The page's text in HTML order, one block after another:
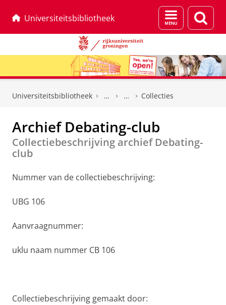
Universiteitsbibliotheek
Menu
en
Universiteitsbibliotheek Collecties
Archief Debating-club
Collectiebeschrijving archief Debating-
club
Nummer van de collectiebeschrijving:
UBG 106
Aanvraagnummer:
uklu naam nummer CB 106
Collectiebeschrijving gemaakt door: